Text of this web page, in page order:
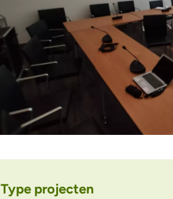
Type projecten